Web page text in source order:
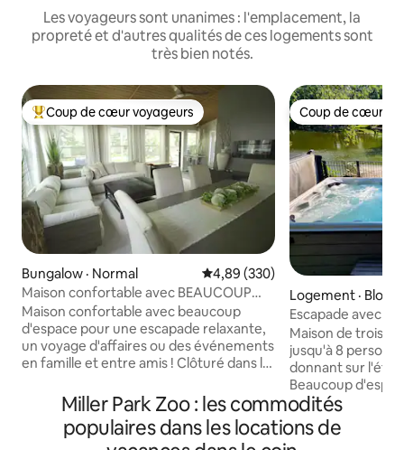
Les voyageurs sont unanimes : l'emplacement, la
propreté et d'autres qualités de ces logements sont
très bien notés.
Coup de cœur voyageurs parmi les plus aimés
Coup de cœur voyageurs
Bungalow · Normal Note moyenne de 4,89 sur 5,
4,89 (330)
Maison confortable avec BEAUCOUP
d'espace - 1 mile de l'ISU et de l'IWU
Maison confortable avec beaucoup
d'espace pour une escapade relaxante,
un voyage d'affaires ou des événements
en famille et entre amis ! Clôturé dans la
du shopping et dîner, à 1/2 mile du
Constitution Trail. L'emplacement, le
confort et l'espace sont les Coups de
Coup de cœur
Coup de cœur
Logement ·
Escapade avec
Maison de trois
jusqu'à 8 personnes. Bain à
donnant sur
Beaucoup
détendre.
communs.
tourne-disque et jeux
Miller Park Zoo : les commodités
populaires dans les locations de